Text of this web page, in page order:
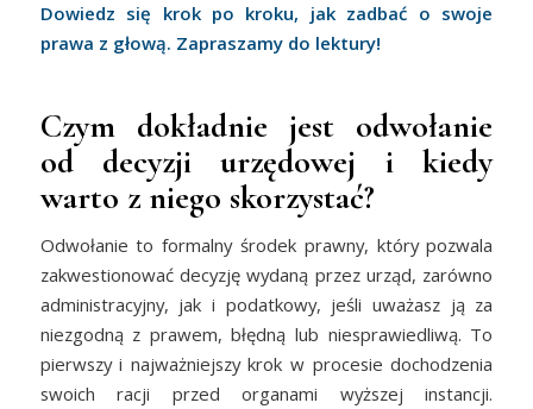
Dowiedz się krok po kroku, jak zadbać o swoje
prawa z głową. Zapraszamy do lektury!
Czym dokładnie jest odwołanie
od decyzji urzędowej i kiedy
warto z niego skorzystać?
Odwołanie to formalny środek prawny, który pozwala
zakwestionować decyzję wydaną przez urząd, zarówno
administracyjny, jak i podatkowy, jeśli uważasz ją za
niezgodną z prawem, błędną lub niesprawiedliwą. To
pierwszy i najważniejszy krok w procesie dochodzenia
swoich racji przed organami wyższej instancji.